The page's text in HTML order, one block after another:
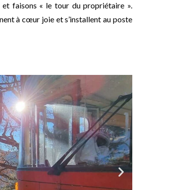
faisons « le tour du propriétaire ».
à cœur joie et s’installent au poste